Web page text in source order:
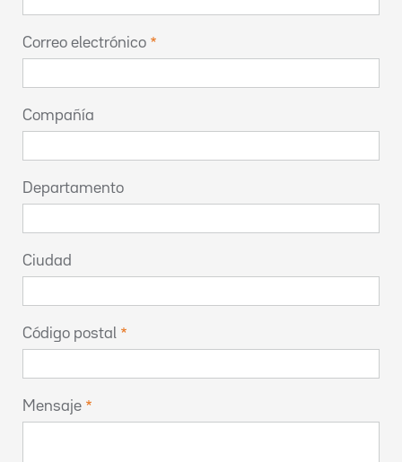
Correo electrónico
Compañía
Departamento
Ciudad
Código postal
Mensaje